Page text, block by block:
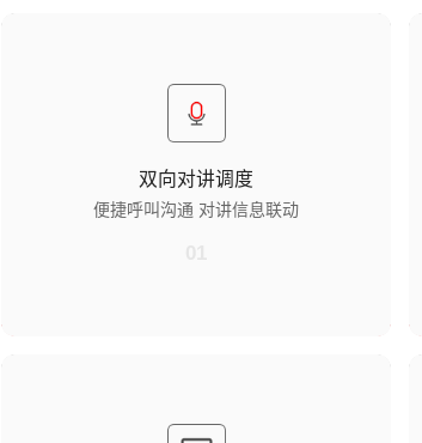
双向对讲调度
便捷呼叫沟通 对讲信息联动
支持民警一键呼叫指定监仓内屏或管理中心，内置
降噪模块，保障音质清晰。
通话时同步显示对应监仓编号，可自动录音存档，